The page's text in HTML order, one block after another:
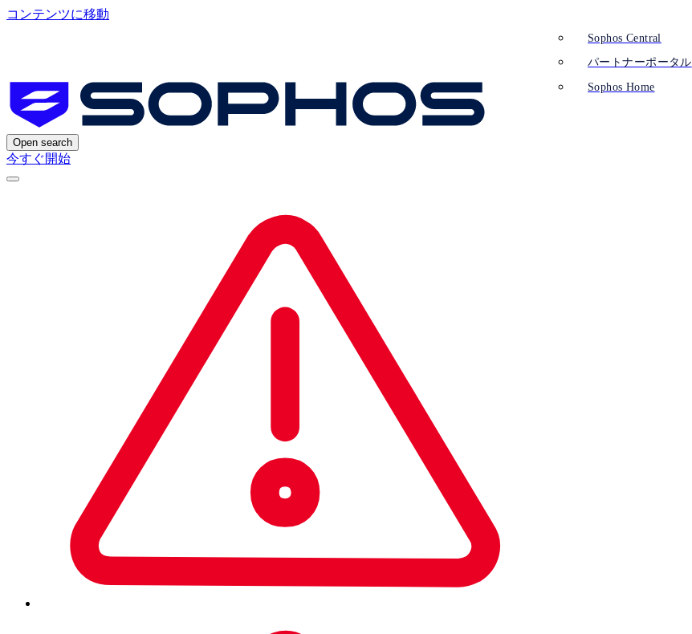
コンテンツに移動
Open search
今すぐ開始
Sophos Central
パートナーポータル
Sophos Home